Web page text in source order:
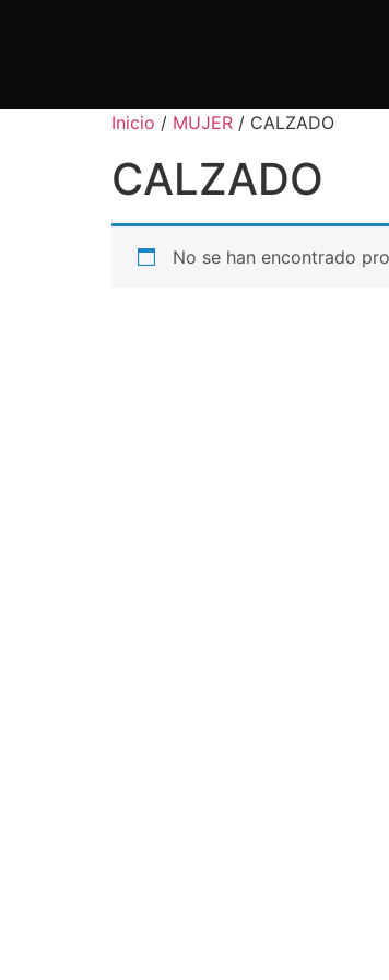
Inicio / MUJER / CALZADO
CALZADO
No se han encontrado